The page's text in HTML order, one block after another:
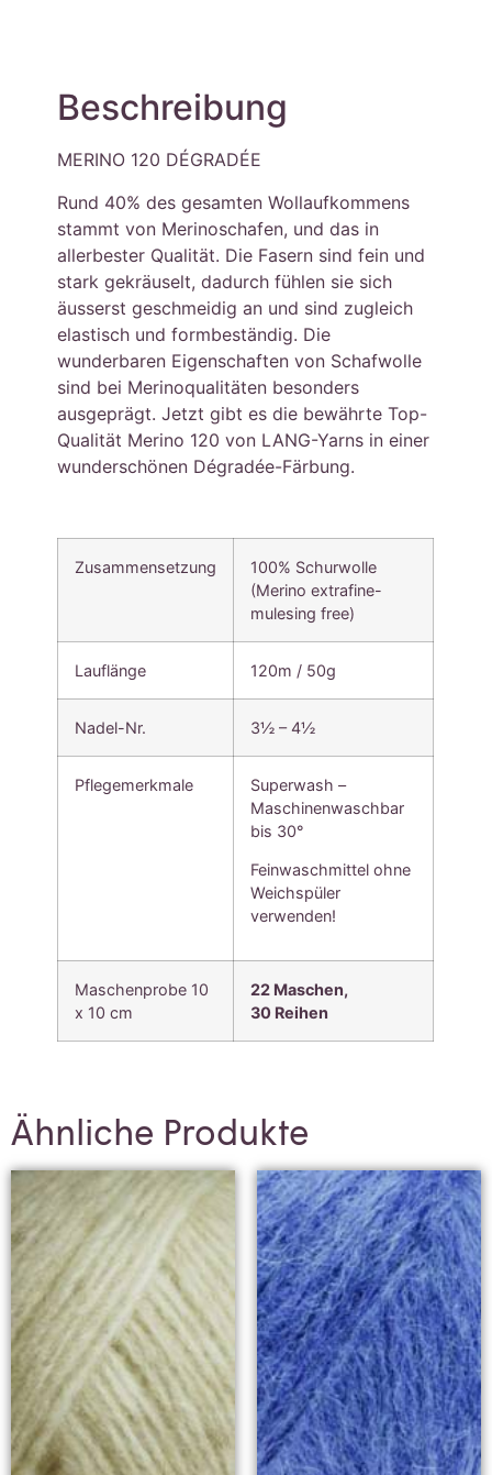
Beschreibung
MERINO 120 DÉGRADÉE
Rund 40% des gesamten Wollaufkommens
stammt von Merinoschafen, und das in
allerbester Qualität. Die Fasern sind fein und
stark gekräuselt, dadurch fühlen sie sich
äusserst geschmeidig an und sind zugleich
elastisch und formbeständig. Die
wunderbaren Eigenschaften von Schafwolle
sind bei Merinoqualitäten besonders
ausgeprägt. Jetzt gibt es die bewährte Top-
Qualität Merino 120 von LANG-Yarns in einer
wunderschönen Dégradée-Färbung.
Zusammensetzung
100% Schurwolle
(Merino extrafine-
mulesing free)
Lauflänge 120m / 50g
Nadel-Nr. 3½ – 4½
Pflegemerkmale
Superwash –
Maschinenwaschbar
bis 30°
Feinwaschmittel ohne
Weichspüler
verwenden!
Maschenprobe 10
x 10 cm
22 Maschen,
30 Reihen
Ähnliche Produkte